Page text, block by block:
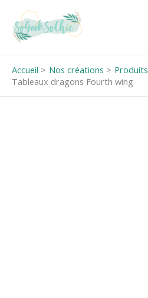
contenu
Accueil Nos créations Produits
Tableaux dragons Fourth wing